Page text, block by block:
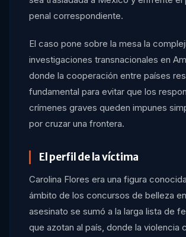
penal correspondiente.
El caso pone sobre la mesa la
investigaciones transnacionales en
donde la cooperación entre países
fundamental para evitar que los
crímenes graves queden impunes
por cruzar una frontera.
El perfil de la víctima
Carolina Flores era una figura
ámbito de los concursos de belleza
asesinato se sumó a la larga lista de
que azotan al país, donde la violencia